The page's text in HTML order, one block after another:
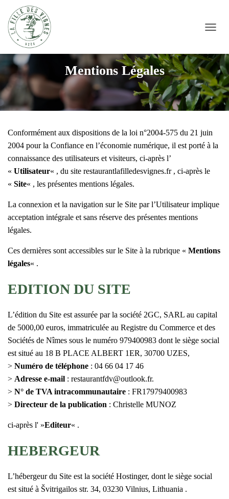
Mentions Légales
Conformément aux dispositions de la loi n°2004-575 du 21 juin
2004 pour la Confiance en l’économie numérique, il est porté à la
connaissance des utilisateurs et visiteurs, ci-après l’
« Utilisateur« , du site restaurantlafilledesvignes.fr , ci-après le
« Site« , les présentes mentions légales.
La connexion et la navigation sur le Site par l’Utilisateur implique
acceptation intégrale et sans réserve des présentes mentions
légales.
Ces dernières sont accessibles sur le Site à la rubrique « Mentions
légales« .
EDITION DU SITE
L’édition du Site est assurée par la société 2GC, SARL au capital
de 5000,00 euros, immatriculée au Registre du Commerce et des
Sociétés de Nîmes sous le numéro 979400983 dont le siège social
est situé au 18 B PLACE ALBERT 1ER, 30700 UZES,
> Numéro de téléphone : 04 66 04 17 46
> Adresse e-mail : restaurantfdv@outlook.fr.
> N° de TVA intracommunautaire : FR17979400983
> Directeur de la publication : Christelle MUNOZ
ci-après l' »Editeur« .
HEBERGEUR
L’hébergeur du Site est la société Hostinger, dont le siège social
est situé à Švitrigailos str. 34, 03230 Vilnius, Lithuania .